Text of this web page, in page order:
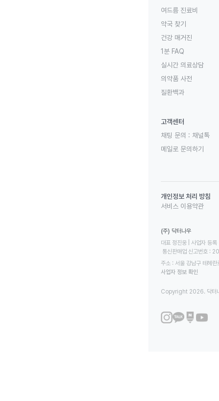
여드름 진료비
약국 찾기
건강 매거진
1분 FAQ
실시간 의료상담
의약품 사전
질환백과
고객센터
채팅 문의 : 채널톡
메일로 문의하기
개인정보 처리 방침
서비스 이용약관
(주) 닥터나우
대표 정진웅 | 사업자
통신판매업 신고번호
주소 : 서울 강남구 테헤
사업자 정보 확인
Copyright 2026. 닥터